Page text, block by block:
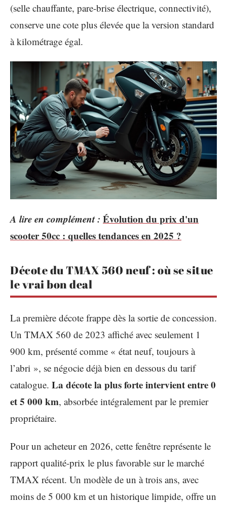
(selle chauffante, pare-brise électrique, connectivité),
conserve une cote plus élevée que la version standard
à kilométrage égal.
A lire en complément : Évolution du prix d'un
scooter 50cc : quelles tendances en 2025 ?
Décote du TMAX 560 neuf : où se situe
le vrai bon deal
La première décote frappe dès la sortie de concession.
Un TMAX 560 de 2023 affiché avec seulement 1
900 km, présenté comme « état neuf, toujours à
l’abri », se négocie déjà bien en dessous du tarif
catalogue. La décote la plus forte intervient entre 0
et 5 000 km, absorbée intégralement par le premier
propriétaire.
Pour un acheteur en 2026, cette fenêtre représente le
rapport qualité-prix le plus favorable sur le marché
TMAX récent. Un modèle de un à trois ans, avec
moins de 5 000 km et un historique limpide, offre un